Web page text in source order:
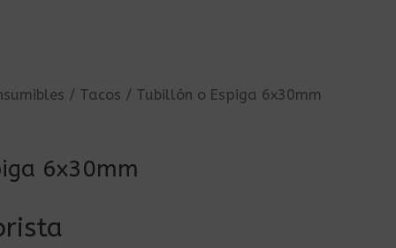
/ Tacos / Tubillón o Espiga 6x30mm
6x30mm